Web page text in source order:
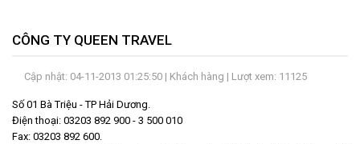
DỰ
LIÊN
HỆ
CÔNG TY QUEEN TRAVEL
Cập nhật: 04-11-2013 01:25:50 | Khách hàng | Lượt xem: 11125
Số 01 Bà Triệu - TP Hải Dương.
Điện thoại: 03203 892 900 - 3 500 010
Fax: 03203 892 600.